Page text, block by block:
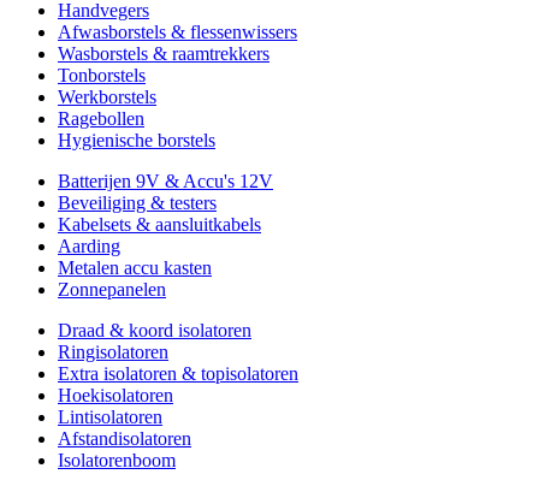
Handvegers
Afwasborstels & flessenwissers
Wasborstels & raamtrekkers
Tonborstels
Werkborstels
Ragebollen
Hygienische borstels
Batterijen 9V & Accu's 12V
Beveiliging & testers
Kabelsets & aansluitkabels
Aarding
Metalen accu kasten
Zonnepanelen
Draad & koord isolatoren
Ringisolatoren
Extra isolatoren & topisolatoren
Hoekisolatoren
Lintisolatoren
Afstandisolatoren
Isolatorenboom